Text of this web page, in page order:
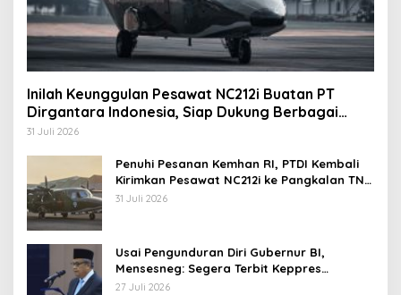
Inilah Keunggulan Pesawat NC212i Buatan PT
Dirgantara Indonesia, Siap Dukung Berbagai
Operasi TNI
31 Juli 2026
Penuhi Pesanan Kemhan RI, PTDI Kembali
Kirimkan Pesawat NC212i ke Pangkalan TNI
AU
31 Juli 2026
Usai Pengunduran Diri Gubernur BI,
Mensesneg: Segera Terbit Keppres
Pemberhentian dengan Hormat
27 Juli 2026